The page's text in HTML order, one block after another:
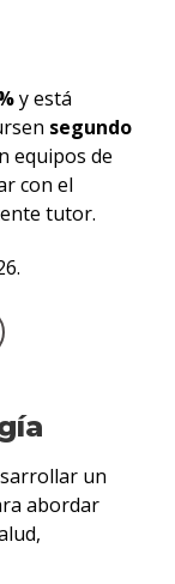
y está
segundo
equipos de
con el
tutor.
un
abordar